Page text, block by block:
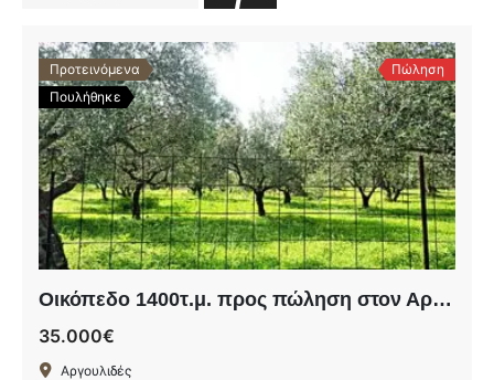
Προτεινόμενα
Πουλήθηκε
Πώληση
Οικόπεδο 1400τ.μ. προς πώληση στον Αργουλιδέ
35.000€
Αργουλιδές